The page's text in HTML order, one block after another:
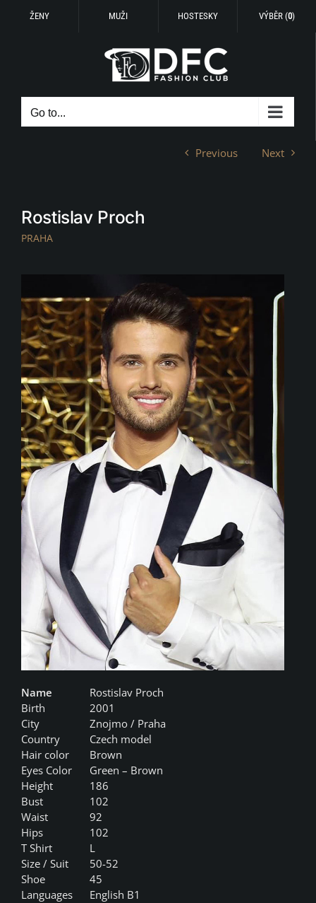
ŽENY MUŽI HOSTESKY VÝBĚR (0)
Go to...
Previous Next
Rostislav Proch
PRAHA
Name
Rostislav Proch
Birth
2001
City
Znojmo / Praha
Country
Czech model
Hair color
Brown
Eyes Color
Green – Brown
Height
186
Bust
102
Waist
92
Hips
102
T Shirt
L
Size / Suit
50-52
Shoe
45
Languages
English B1